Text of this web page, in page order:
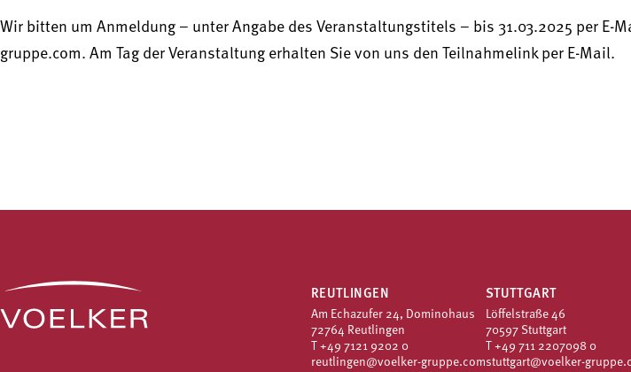
Wir bitten um Anmeldung – unter Angabe des Veranstaltungstitels – bis 31.03.2025 per E-
gruppe.com. Am Tag der Veranstaltung erhalten Sie von uns den Teilnahmelink per E-Mail.
REUTLINGEN
Am Echazufer 24, Dominohaus
72764 Reutlingen
T +49 7121 9202 0
reutlingen@voelker-gruppe.com
STUTTGART
Löffelstraße 46
70597 Stuttgart
T +49 711 2207098 0
stuttgart@voelker-